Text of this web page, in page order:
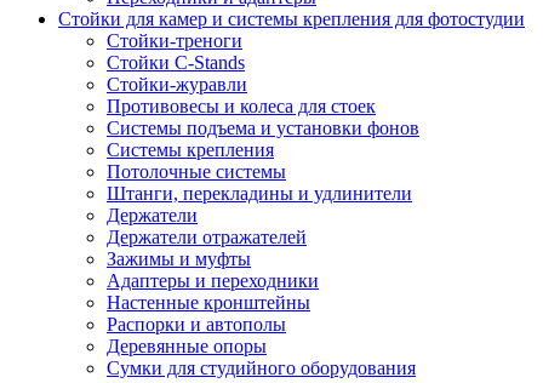
Стойки для камер и системы крепления для фотостудии
Стойки-треноги
Стойки C-Stands
Стойки-журавли
Противовесы и колеса для стоек
Системы подъема и установки фонов
Системы крепления
Потолочные системы
Штанги, перекладины и удлинители
Держатели
Держатели отражателей
Зажимы и муфты
Адаптеры и переходники
Настенные кронштейны
Распорки и автополы
Деревянные опоры
Сумки для студийного оборудования